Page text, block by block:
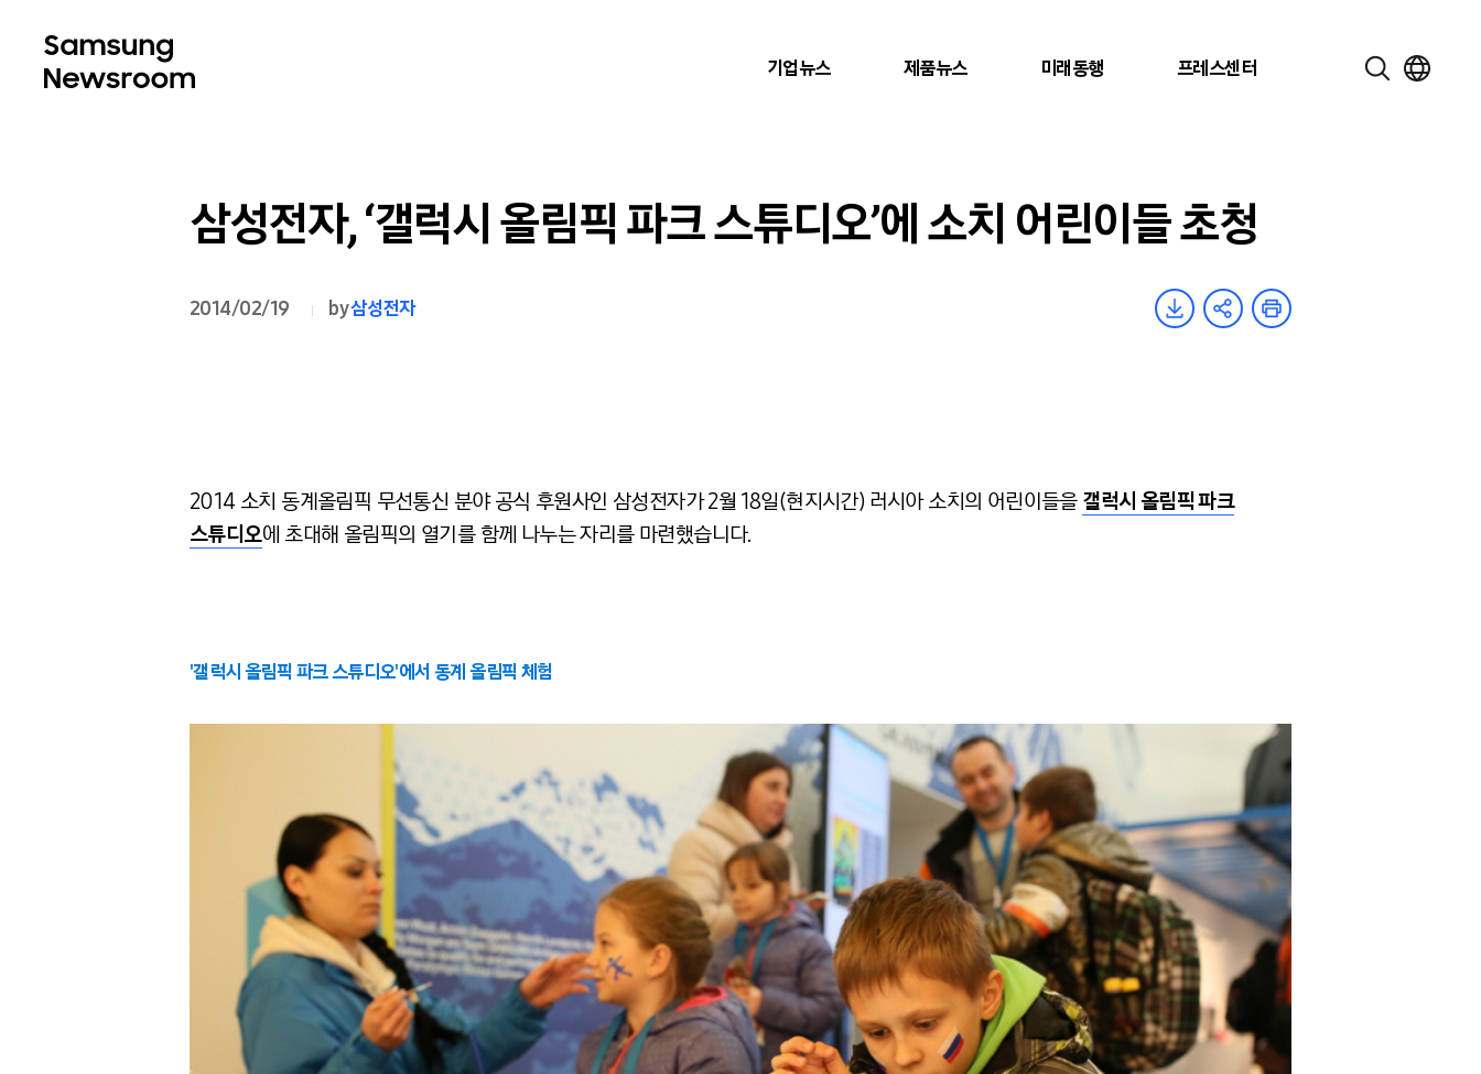
기업뉴스 제품뉴스 미래동행 프레스센터
삼성전자, ‘갤럭시 올림픽 파크 스튜디오’에 소치 어린이들 초청
2014/02/19 by삼성전자
2014 소치 동계올림픽 무선통신 분야 공식 후원사인 삼성전자가 2월 18일(현지시간) 러시아 소치의 어린이들을 갤럭시 올림픽 파크
스튜디오에 초대해 올림픽의 열기를 함께 나누는 자리를 마련했습니다.
'갤럭시 올림픽 파크 스튜디오'에서 동계 올림픽 체험